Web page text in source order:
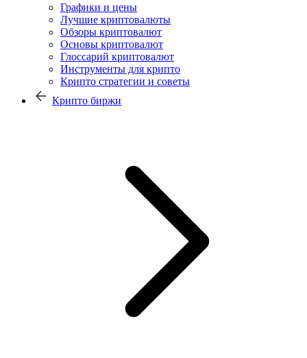
Графики и цены
Лучшие криптовалюты
Обзоры криптовалют
Основы криптовалют
Глоссарий криптовалют
Инструменты для крипто
Крипто стратегии и советы
Крипто биржи